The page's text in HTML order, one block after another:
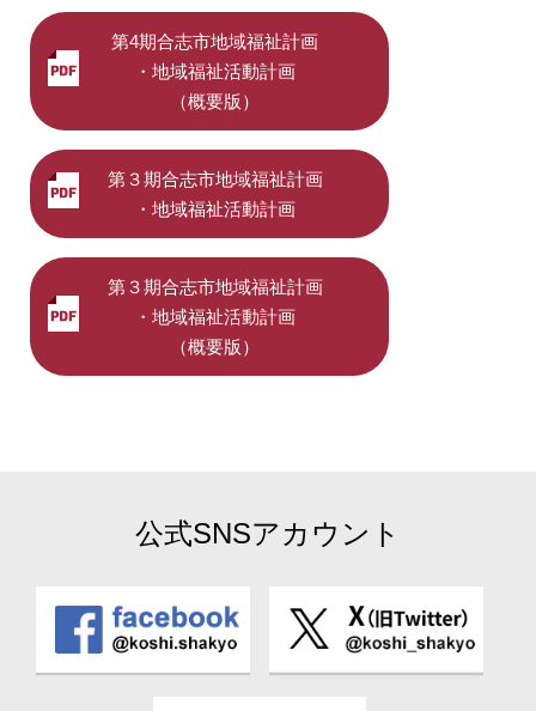
第4期合志市地域福祉計画
・地域福祉活動計画
（概要版）
第３期合志市地域福祉計画
・地域福祉活動計画
第３期合志市地域福祉計画
・地域福祉活動計画
（概要版）
公式SNSアカウント